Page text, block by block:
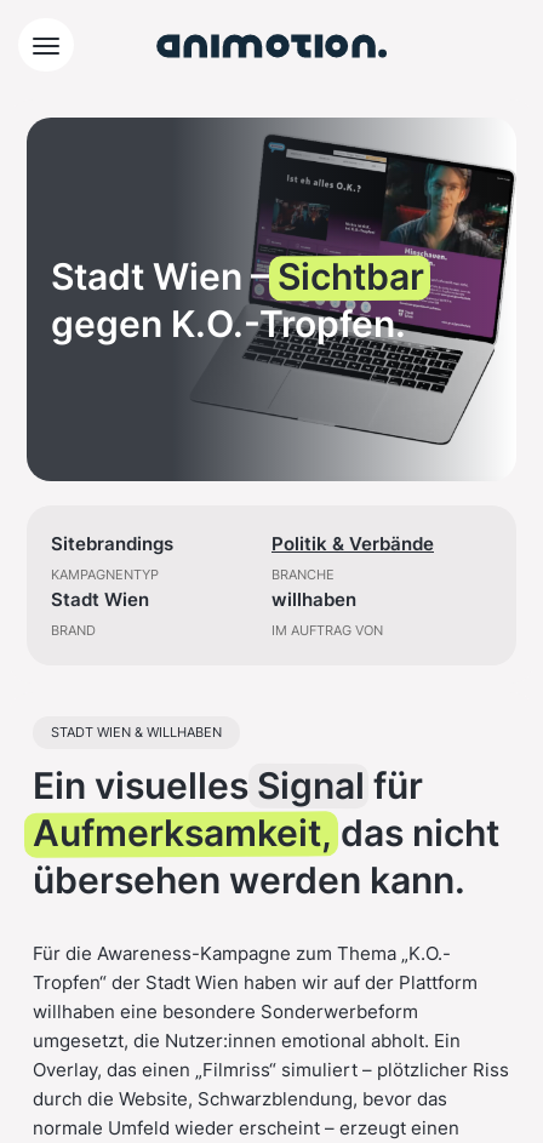
Stadt Wien –Sichtbar
gegen K.O.-Tropfen.
Sitebrandings
KAMPAGNENTYP
Politik & Verbände
BRANCHE
Stadt Wien
BRAND
willhaben
IM AUFTRAG VON
STADT WIEN & WILLHABEN
Ein visuellesSignal für
Aufmerksamkeit,das nicht
übersehen werden kann.
Für die Awareness-Kampagne zum Thema „K.O.-
Tropfen“ der Stadt Wien haben wir auf der Plattform
willhaben eine besondere Sonderwerbeform
umgesetzt, die Nutzer:innen emotional abholt. Ein
Overlay, das einen „Filmriss“ simuliert – plötzlicher Riss
durch die Website, Schwarzblendung, bevor das
normale Umfeld wieder erscheint – erzeugt einen